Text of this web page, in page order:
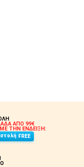
ΑΠΟ 99€
ΤΗΝ ΕΝΔΕΙΞΗ:
FREE